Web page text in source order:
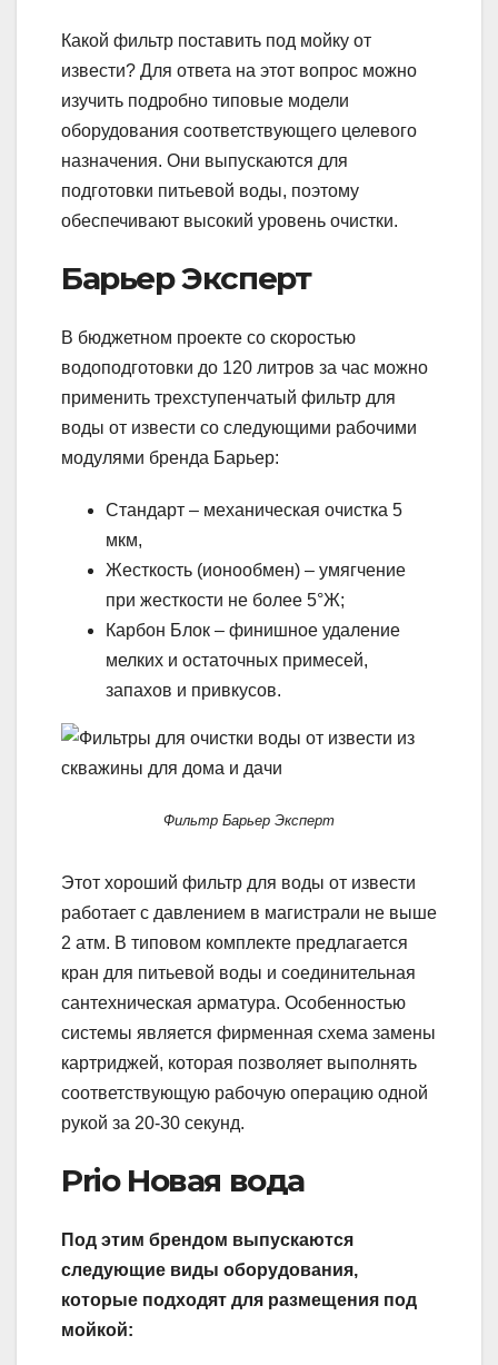
Какой фильтр поставить под мойку от
извести? Для ответа на этот вопрос можно
изучить подробно типовые модели
оборудования соответствующего целевого
назначения. Они выпускаются для
подготовки питьевой воды, поэтому
обеспечивают высокий уровень очистки.
Барьер Эксперт
В бюджетном проекте со скоростью
водоподготовки до 120 литров за час можно
применить трехступенчатый фильтр для
воды от извести со следующими рабочими
модулями бренда Барьер:
Стандарт – механическая очистка 5
мкм,
Жесткость (ионообмен) – умягчение
при жесткости не более 5°Ж;
Карбон Блок – финишное удаление
мелких и остаточных примесей,
запахов и привкусов.
Фильтр Барьер Эксперт
Этот хороший фильтр для воды от извести
работает с давлением в магистрали не выше
2 атм. В типовом комплекте предлагается
кран для питьевой воды и соединительная
сантехническая арматура. Особенностью
системы является фирменная схема замены
картриджей, которая позволяет выполнять
соответствующую рабочую операцию одной
рукой за 20-30 секунд.
Prio Новая вода
Под этим брендом выпускаются
следующие виды оборудования,
которые подходят для размещения под
мойкой: